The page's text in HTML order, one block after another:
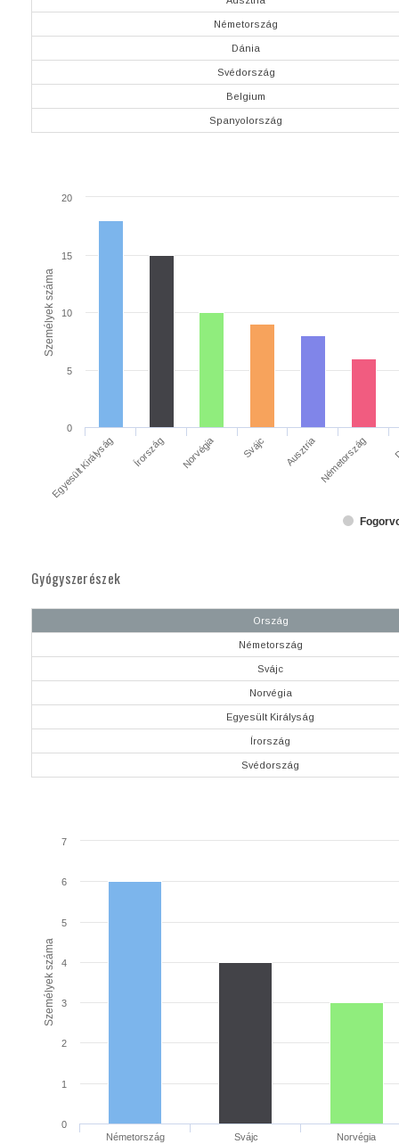
Németország
Dánia
Svédország
Belgium
Spanyolország
Személyek száma
Egyesült Királyság Írország Norvégia Svájc Ausztria Németország
0
5
10
15
20
Gyógyszerészek
Ország
Németország
Svájc
Norvégia
Egyesült Királyság
Írország
Svédország
Személyek száma
Németország Svájc Norvégia
0
1
2
3
4
5
6
7